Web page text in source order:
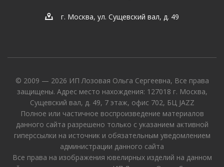
г. Москва, ул. Сущевский вал, д. 49
© 2009 — 2026 ИП Лозовая Ольга Сергеевна, Все права
защищены. Адрес место нахождения: 127018 г. Москва,
Сущевский вал, д. 49, 7 этаж, офис 702, БЦ JAZZ
Полное или частичное воспроизведение материалов
данного сайта разрешено только с указанием активной
гиперссылки на источник и обязательным уведомлением
администрации данного сайта
Все права на изображения ювелирных изделий на данном